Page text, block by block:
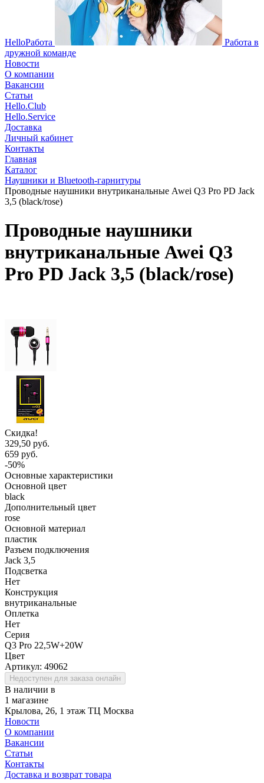
HelloРабота
Работа в
дружной команде
Новости
О компании
Вакансии
Статьи
Hello.Club
Hello.Service
Доставка
Личный кабинет
Контакты
Главная
Каталог
Наушники и Bluetooth-гарнитуры
Проводные наушники внутриканальные Awei Q3 Pro PD Jack
3,5 (black/rose)
Проводные наушники
внутриканальные Awei Q3
Pro PD Jack 3,5 (black/rose)
Скидка!
329,50 руб.
659 руб.
-50%
Основные характеристики
Основной цвет
black
Дополнительный цвет
rose
Основной материал
пластик
Разъем подключения
Jack 3,5
Подсветка
Нет
Конструкция
внутриканальные
Оплетка
Нет
Серия
Q3 Pro 22,5W+20W
Цвет
Артикул: 49062
Недоступен для заказа онлайн
В наличии в
1 магазине
Крылова, 26, 1 этаж ТЦ Москва
Новости
О компании
Вакансии
Статьи
Контакты
Доставка и возврат товара